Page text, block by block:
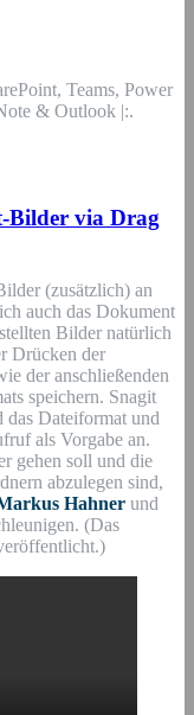
Teams, Power
& Outlook |:.
Bilder via Drag
(zusätzlich) an
auch das Dokument
Bilder natürlich
Drücken der
der anschließenden
speichern. Snagit
das Dateiformat und
als Vorgabe an.
gehen soll und die
abzulegen sind,
Hahner und
(Das